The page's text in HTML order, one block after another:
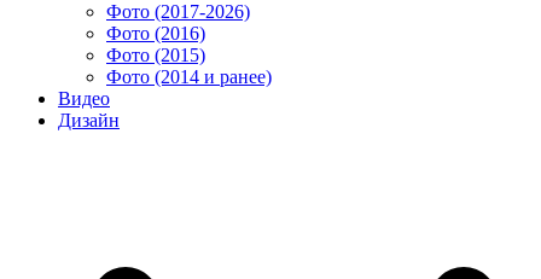
Фото (2017-2026)
Фото (2016)
Фото (2015)
Фото (2014 и ранее)
Видео
Дизайн